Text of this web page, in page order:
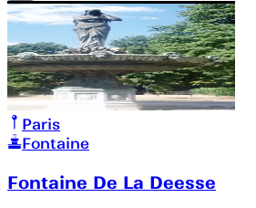
Paris
Fontaine
Fontaine De La Deesse